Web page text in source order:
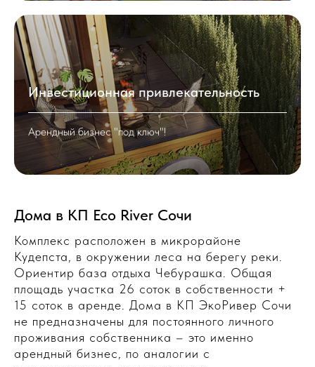
Инвестиционная привлекательность
Арендный бизнес "под ключ"!
Дома в КП Eco River Сочи
Комплекс расположен в микрорайоне
Кудепста, в окружении леса на берегу реки.
Ориентир база отдыха Чебурашка. Общая
площадь участка 26 соток в собственности +
15 соток в аренде. Дома в КП ЭкоРивер Сочи
не предназначены для постоянного личного
проживания собственника – это именно
арендный бизнес, по аналогии с